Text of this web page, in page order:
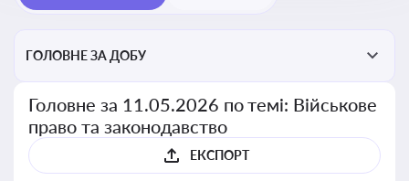
ГОЛОВНЕ ЗА ДОБУ
Головне за 11.05.2026 по темі: Військове
право та законодавство
ЕКСПОРТ